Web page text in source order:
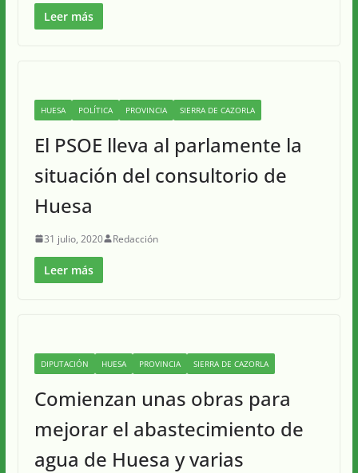
Leer más
HUESA POLÍTICA PROVINCIA SIERRA DE CAZORLA
El PSOE lleva al parlamente la
situación del consultorio de
Huesa
31 julio, 2020 Redacción
Leer más
DIPUTACIÓN HUESA PROVINCIA SIERRA DE CAZORLA
Comienzan unas obras para
mejorar el abastecimiento de
agua de Huesa y varias